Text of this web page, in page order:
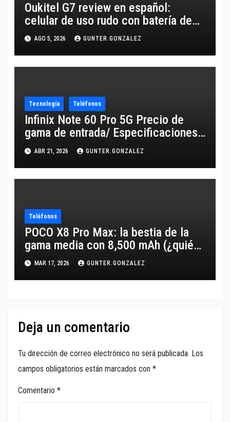
Oukitel G7 review en español:
celular de uso rudo con batería de
10,600 mAh
AGO 5, 2026 GUNTER.GONZALEZ
Tecnología Teléfonos
Infinix Note 60 Pro 5G Precio de
gama de entrada/ Especificaciones
de gama alta
ABR 21, 2026 GUNTER.GONZALEZ
Teléfonos
POCO X8 Pro Max: la bestia de la
gama media con 8,500 mAh (¿quién
lo supera?)
MAR 17, 2026 GUNTER.GONZALEZ
Deja un comentario
Tu dirección de correo electrónico no será publicada. Los
campos obligatorios están marcados con *
Comentario *